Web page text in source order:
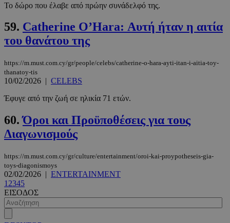
Το δώρο που έλαβε από πρώην συνάδελφό της.
59. Catherine O’Hara: Αυτή ήταν η αιτία
του θανάτου της
https://m.must.com.cy/gr/people/celebs/catherine-o-hara-ayti-itan-i-aitia-toy-
thanatoy-tis
10/02/2026 | CELEBS
Έφυγε από την ζωή σε ηλικία 71 ετών.
60.Όροι και Προϋποθέσεις για τους
Διαγωνισμούς
https://m.must.com.cy/gr/culture/entertainment/oroi-kai-proypotheseis-gia-
toys-diagonismoys
02/02/2026 | ENTERTAINMENT
1 2345
ΕΙΣΟΔΟΣ